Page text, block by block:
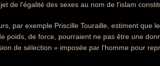
de l'égalité des sexes au nom de l'islam
par exemple Priscille Touraille, estiment que
poids, de force, pourraient ne pas être une
de sélection » imposée par l'homme pour